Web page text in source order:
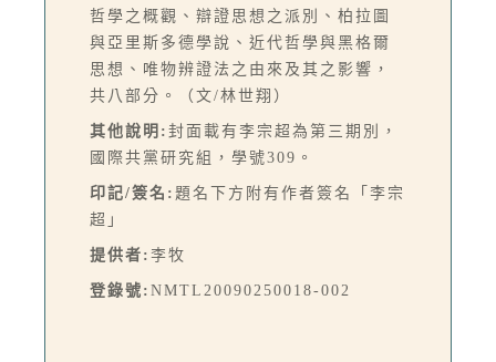
哲學之概觀、辯證思想之派別、柏拉圖
與亞里斯多德學說、近代哲學與黑格爾
思想、唯物辨證法之由來及其之影響，
共八部分。（文/林世翔）
其他說明: 封面載有李宗超為第三期別，
國際共黨研究組，學號309。
印記/簽名: 題名下方附有作者簽名「李宗
超」
提供者: 李牧
登錄號: NMTL20090250018-002